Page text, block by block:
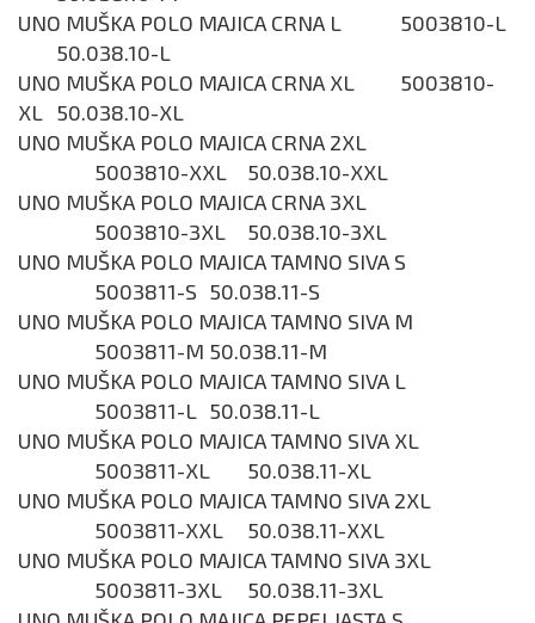
UNO MUŠKA POLO MAJICA CRNA L
5003810-L
50.038.10-L
UNO MUŠKA POLO MAJICA CRNA XL
5003810-
XL 50.038.10-XL
UNO MUŠKA POLO MAJICA CRNA 2XL
5003810-XXL
50.038.10-XXL
UNO MUŠKA POLO MAJICA CRNA 3XL
5003810-3XL
50.038.10-3XL
UNO MUŠKA POLO MAJICA TAMNO SIVA S
5003811-S 50.038.11-S
UNO MUŠKA POLO MAJICA TAMNO SIVA M
5003811-M 50.038.11-M
UNO MUŠKA POLO MAJICA TAMNO SIVA L
5003811-L 50.038.11-L
UNO MUŠKA POLO MAJICA TAMNO SIVA XL
5003811-XL
50.038.11-XL
UNO MUŠKA POLO MAJICA TAMNO SIVA 2XL
5003811-XXL
50.038.11-XXL
UNO MUŠKA POLO MAJICA TAMNO SIVA 3XL
5003811-3XL
50.038.11-3XL